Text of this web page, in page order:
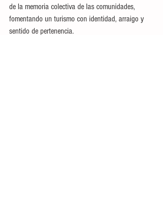
de la memoria colectiva de las comunidades,
fomentando un turismo con identidad, arraigo y
sentido de pertenencia.